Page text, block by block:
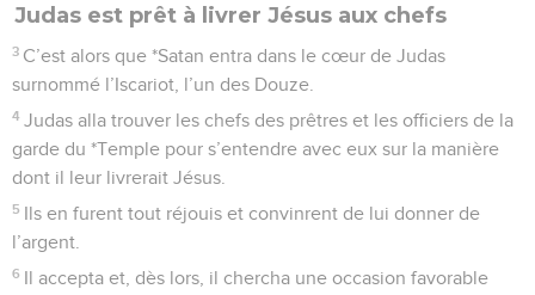
Judas est prêt à livrer Jésus aux chefs
3 C’est alors que *Satan entra dans le cœur de Judas
surnommé l’Iscariot, l’un des Douze.
4 Judas alla trouver les chefs des prêtres et les officiers de la
garde du *Temple pour s’entendre avec eux sur la manière
dont il leur livrerait Jésus.
5 Ils en furent tout réjouis et convinrent de lui donner de
l’argent.
6 Il accepta et, dès lors, il chercha une occasion favorable